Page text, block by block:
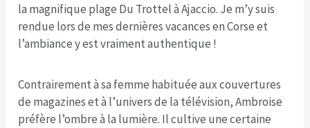
la magnifique plage Du Trottel à Ajaccio. Je m’y suis
rendue lors de mes dernières vacances en Corse et
l’ambiance y est vraiment authentique !
Contrairement à sa femme habituée aux couvertures
de magazines et à l’univers de la télévision, Ambroise
préfère l’ombre à la lumière. Il cultive une certaine